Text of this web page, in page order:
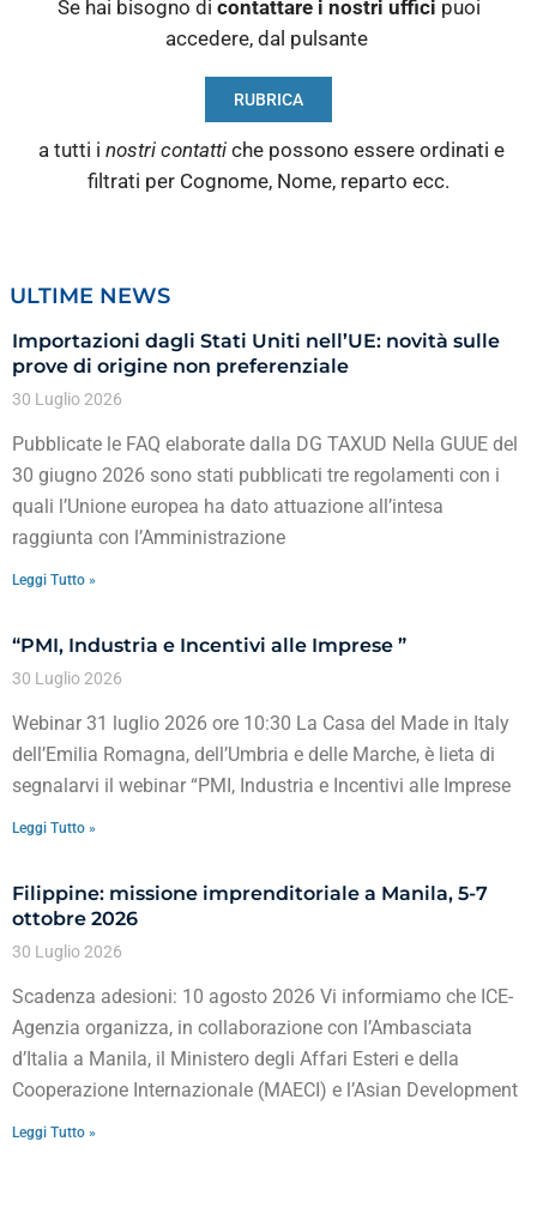
Se hai bisogno di contattare i nostri uffici puoi
accedere, dal pulsante
RUBRICA
a tutti i nostri contatti che possono essere ordinati e
filtrati per Cognome, Nome, reparto ecc.
ULTIME NEWS
Importazioni dagli Stati Uniti nell’UE: novità sulle
prove di origine non preferenziale
30 Luglio 2026
Pubblicate le FAQ elaborate dalla DG TAXUD Nella GUUE del
30 giugno 2026 sono stati pubblicati tre regolamenti con i
quali l’Unione europea ha dato attuazione all’intesa
raggiunta con l’Amministrazione
Leggi Tutto »
“PMI, Industria e Incentivi alle Imprese ”
30 Luglio 2026
Webinar 31 luglio 2026 ore 10:30 La Casa del Made in Italy
dell’Emilia Romagna, dell’Umbria e delle Marche, è lieta di
segnalarvi il webinar “PMI, Industria e Incentivi alle Imprese
Leggi Tutto »
Filippine: missione imprenditoriale a Manila, 5-7
ottobre 2026
30 Luglio 2026
Scadenza adesioni: 10 agosto 2026 Vi informiamo che ICE-
Agenzia organizza, in collaborazione con l’Ambasciata
d’Italia a Manila, il Ministero degli Affari Esteri e della
Cooperazione Internazionale (MAECI) e l’Asian Development
Leggi Tutto »